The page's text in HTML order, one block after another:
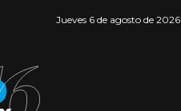
Jueves 6 de agosto de 2026